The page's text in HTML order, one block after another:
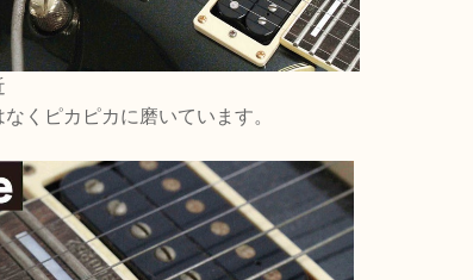
くピカピカに磨いています。